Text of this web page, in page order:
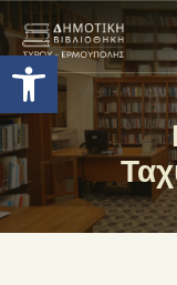
Ανοίξτε τη γραμμή εργαλείων
Η
ΟΙ